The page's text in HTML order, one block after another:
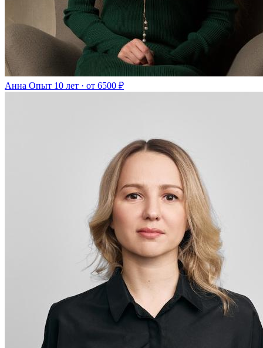
Анна Опыт 10 лет · от 6500 ₽